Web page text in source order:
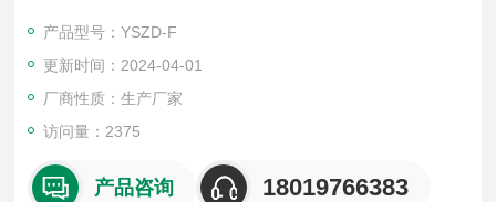
产品型号：YSZD-F
更新时间：2024-04-01
厂商性质：生产厂家
访问量：2375
产品咨询 18019766383